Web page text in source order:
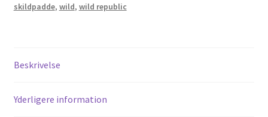
skildpadde, wild, wild republic
Beskrivelse
Yderligere information